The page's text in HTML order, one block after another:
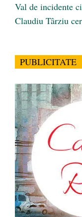
Val de incidente
Claudiu Târziu
PUBLICITATE